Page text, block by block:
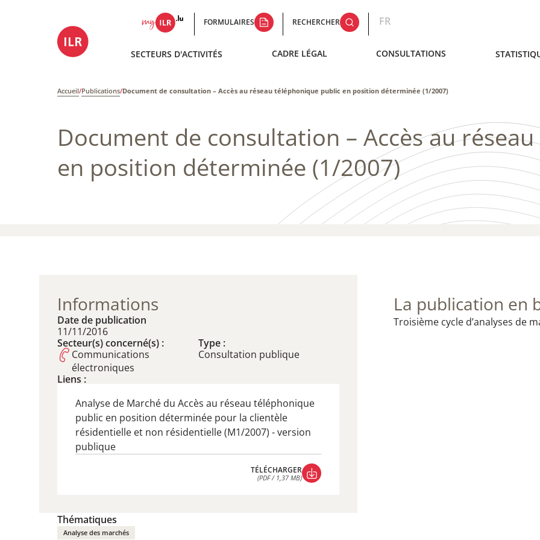
FORMULAIRES RECHERCHER FR
SECTEURS D'ACTIVITÉS CADRE LÉGAL CONSULTATIONS
Accueil/Publications/Document de consultation – ​Accès au réseau téléphonique public en position déterminée (1/2007)
Document de consultation – ​Accès au
en position déterminée (1/2007)
Informations
Date de publication
11/11/2016
Secteur(s) concerné(s) :
Communications
électroniques
Type :
​Consultation publique
Liens :
Analyse de Marché du Accès au réseau téléphonique
public en position déterminée pour la clientèle
résidentielle et non résidentielle (M1/2007) - version
publique
TÉLÉCHARGER
(PDF / 1,37 MB)
Thématiques
Analyse des marchés
La publication en
​Troisième cycle d’analyses de